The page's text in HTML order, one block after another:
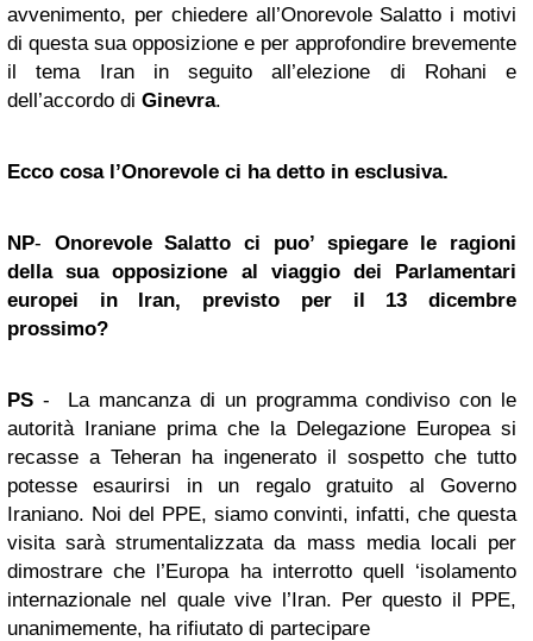
avvenimento, per chiedere all’Onorevole Salatto i motivi
di questa sua opposizione e per approfondire brevemente
il tema Iran in seguito all’elezione di Rohani e
dell’accordo di Ginevra.
Ecco cosa l’Onorevole ci ha detto in esclusiva.
NP- Onorevole Salatto ci puo’ spiegare le ragioni
della sua opposizione al viaggio dei Parlamentari
europei in Iran, previsto per il 13 dicembre
prossimo?
PS - La mancanza di un programma condiviso con le
autorità Iraniane prima che la Delegazione Europea si
recasse a Teheran ha ingenerato il sospetto che tutto
potesse esaurirsi in un regalo gratuito al Governo
Iraniano. Noi del PPE, siamo convinti, infatti, che questa
visita sarà strumentalizzata da mass media locali per
dimostrare che l’Europa ha interrotto quell ‘isolamento
internazionale nel quale vive l’Iran. Per questo il PPE,
unanimemente, ha rifiutato di partecipare